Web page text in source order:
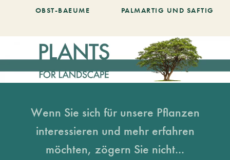
OBST-BAEUME PALMARTIG UND SAFTIG
Wenn Sie sich für unsere Pflanzen
interessieren und mehr erfahren
möchten, zögern Sie nicht...